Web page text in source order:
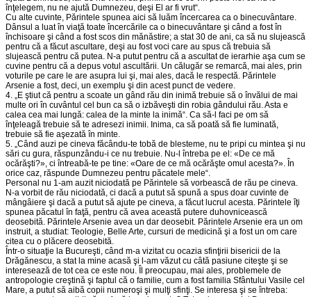
înţelegem, nu ne ajută Dumnezeu, deşi El ar fi vrut“.
Cu alte cuvinte, Părintele spunea aici să luăm încercarea ca o binecuvântare.
Dânsul a luat în viaţă toate încercările ca o binecuvântare şi când a fost în
închisoare şi când a fost scos din mănăstire; a stat 30 de ani, ca să nu slujească
pentru că a făcut ascultare, deşi au fost voci care au spus că trebuia să
slujească pentru că putea. N-a putut pentru că a ascultat de ierarhie aşa cum se
cuvine pentru că a depus votul ascultării. Un călugăr se remarcă, mai ales, prin
voturile pe care le are asupra lui şi, mai ales, dacă le respectă. Părintele
Arsenie a fost, deci, un exemplu şi din acest punct de vedere.
4. „E ştiut că pentru a scoate un gând rău din inimă trebuie să o învălui de mai
multe ori în cuvântul cel bun ca să o izbăveşti din robia gândului rău. Asta e
calea cea mai lungă: calea de la minte la inimă“. Ca să-l faci pe om să
înţeleagă trebuie să te adresezi inimii. Inima, ca să poată să fie luminată,
trebuie să fie aşezată în minte.
5. „Când auzi pe cineva făcându-te tobă de blesteme, nu te pripi cu mintea şi nu
sări cu gura, răspunzându-i ce nu trebuie. Nu-l întreba pe el: «De ce mă
ocărăşti?», ci întreabă-te pe tine: «Oare de ce mă ocărăşte omul acesta?». În
orice caz, răspunde Dumnezeu pentru păcatele mele“.
Personal nu 1-am auzit niciodată pe Părintele să vorbească de rău pe cineva.
N-a vorbit de rău niciodată, ci dacă a putut să spună a spus doar cuvinte de
mângâiere şi dacă a putut să ajute pe cineva, a făcut lucrul acesta. Părintele îţi
spunea păcatul în faţă, pentru că avea această putere duhovnicească
deosebită. Părintele Arsenie avea un dar deosebit. Părintele Arsenie era un om
instruit, a studiat: Teologie, Belle Arte, cursuri de medicină şi a fost un om care
citea cu o plăcere deosebită.
Într-o situaţie la Bucureşti, când m-a vizitat cu ocazia sfinţirii bisericii de la
Drăgănescu, a stat la mine acasă şi l-am văzut cu câtă pasiune citeşte şi se
interesează de tot cea ce este nou. Îl preocupau, mai ales, problemele de
antropologie creştină şi faptul că o familie, cum a fost familia Sfântului Vasile cel
Mare, a putut să aibă copii numeroşi şi mulţi sfinţi. Se interesa şi se întreba: